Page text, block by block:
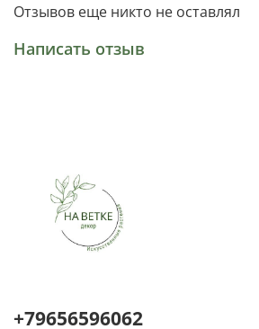
Отзывов еще никто не оставлял
Написать отзыв
+79656596062